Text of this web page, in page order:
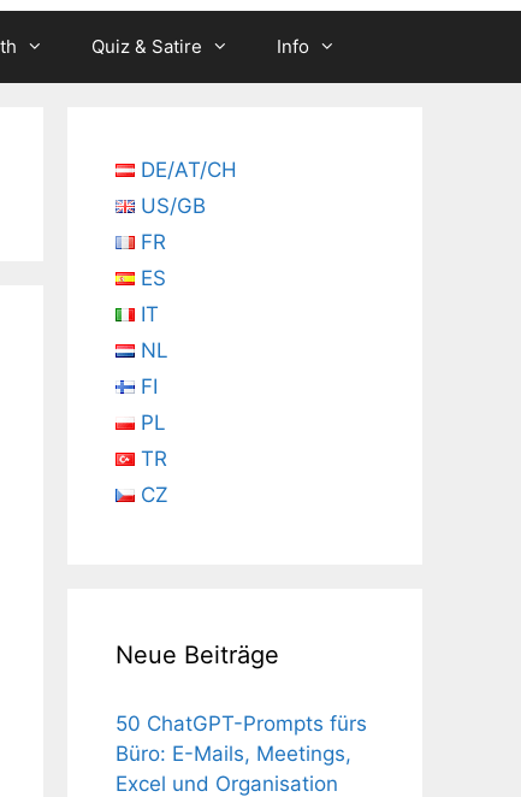
Quiz & Satire Info
DE/AT/CH
US/GB
FR
ES
IT
NL
FI
PL
TR
CZ
Neue Beiträge
50 ChatGPT-Prompts fürs
Büro: E-Mails, Meetings,
Excel und Organisation